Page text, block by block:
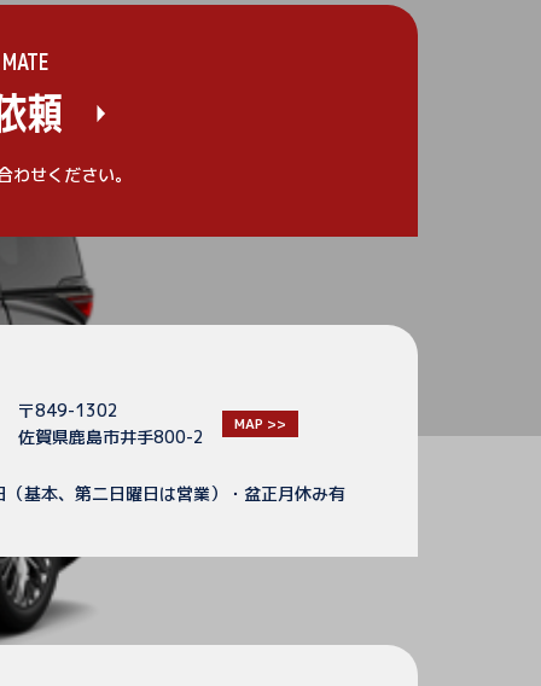
頼
わせください。
〒849-1302
佐賀県鹿島市井手800-2
MAP >>
基本、第二日曜日は営業）・盆正月休み有